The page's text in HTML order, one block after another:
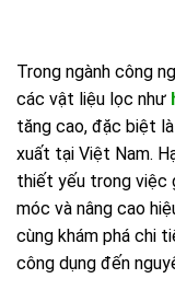
Trong ngành công
các vật liệu lọc như
tăng cao, đặc biệt
xuất tại Việt Nam.
thiết yếu trong việc
móc và nâng cao
cùng khám phá chi
công dụng đến